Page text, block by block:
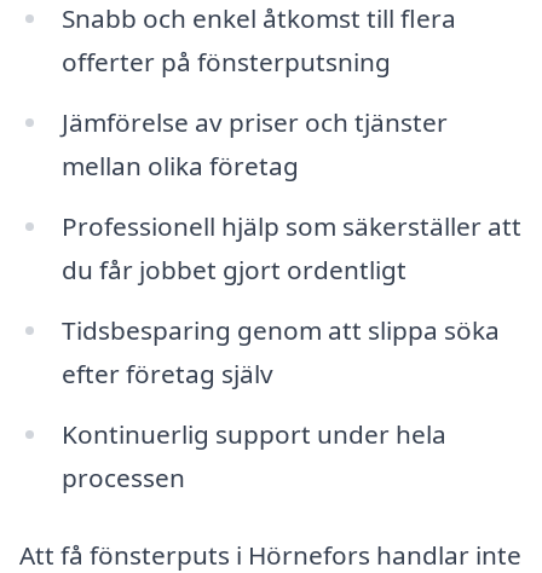
Snabb och enkel åtkomst till flera
offerter på fönsterputsning
Jämförelse av priser och tjänster
mellan olika företag
Professionell hjälp som säkerställer att
du får jobbet gjort ordentligt
Tidsbesparing genom att slippa söka
efter företag själv
Kontinuerlig support under hela
processen
Att få fönsterputs i Hörnefors handlar inte